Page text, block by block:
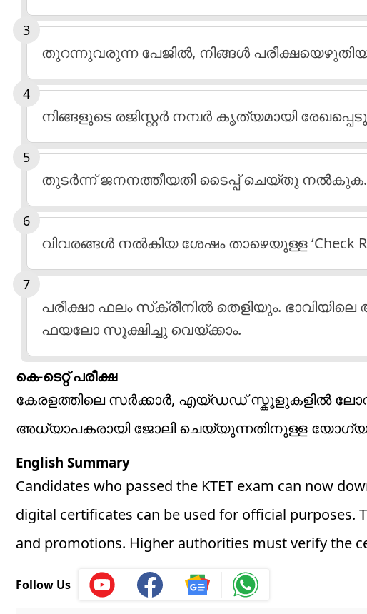
തുറന്നുവരുന്ന പേജിൽ, നിങ്ങൾ പരീക്ഷയെഴുതിയ
നിങ്ങളുടെ രജിസ്റ്റർ നമ്പർ കൃത്യമായി
തുടർന്ന് ജനനത്തീയതി ടൈപ്പ് ചെയ്തു നൽകുക.
വിവരങ്ങൾ നൽകിയ ശേഷം താഴെയുള്ള ‘Check
പരീക്ഷാ ഫലം സ്‌ക്രീനിൽ തെളിയും.
ഫയലോ സൂക്ഷിച്ചു വെയ്ക്കാം.
കെ-ടെറ്റ് പരീക്ഷ
കേരളത്തിലെ സർക്കാർ, എയ്ഡഡ് സ്കൂളുകളിൽ
അധ്യാപകരായി ജോലി ചെയ്യുന്നതിനുള്ള
English Summary
Candidates who passed the KTET exam can now
digital certificates can be used for official
and promotions. Higher authorities must verify the
Follow Us